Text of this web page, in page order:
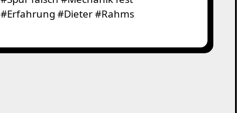
#Erfahrung #Dieter #Rahms